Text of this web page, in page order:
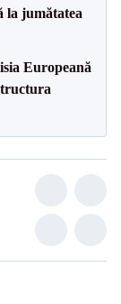
la jumătatea
Europeană